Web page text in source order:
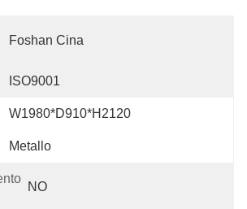
Foshan Cina
ISO9001
W1980*D910*H2120
Metallo
NO